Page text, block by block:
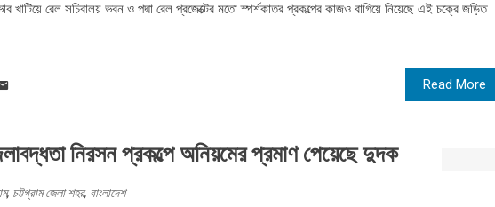
খাটিয়ে রেল সচিবালয় ভবন ও পদ্মা রেল প্রজেক্টের মতো স্পর্শকাতর প্রকল্পের কাজও বাগিয়ে নিয়েছে এই চক্রে জড়িত
Read More
নিরসন প্রকল্পে অনিয়মের প্রমাণ পেয়েছে দুদক
, চট্টগ্রাম জেলা শহর, বাংলাদেশ